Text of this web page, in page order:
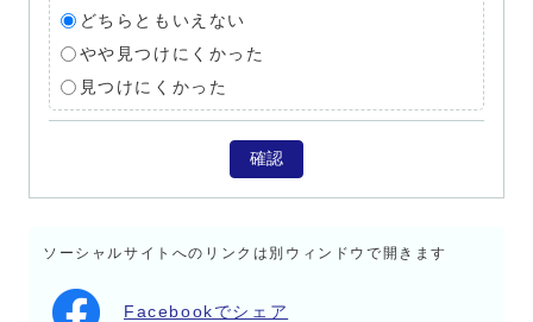
どちらともいえない
やや見つけにくかった
見つけにくかった
確認
ソーシャルサイトへのリンクは別ウィンドウで開きます
Facebookでシェア